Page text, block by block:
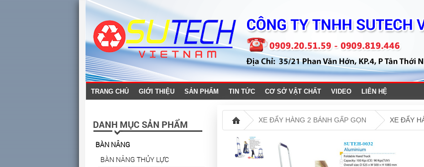
TRANG CHỦ GIỚI THIỆU SẢN PHẨM TIN TỨC CƠ SỞ VẬT CHẤT VIDEO LIÊN HỆ
XE ĐẨY HÀNG 2 BÁNH GẤP GỌN XE ĐẨY
DANH MỤC SẢN PHẨM
BÀN NÂNG
BÀN NÂNG THỦY LỰC